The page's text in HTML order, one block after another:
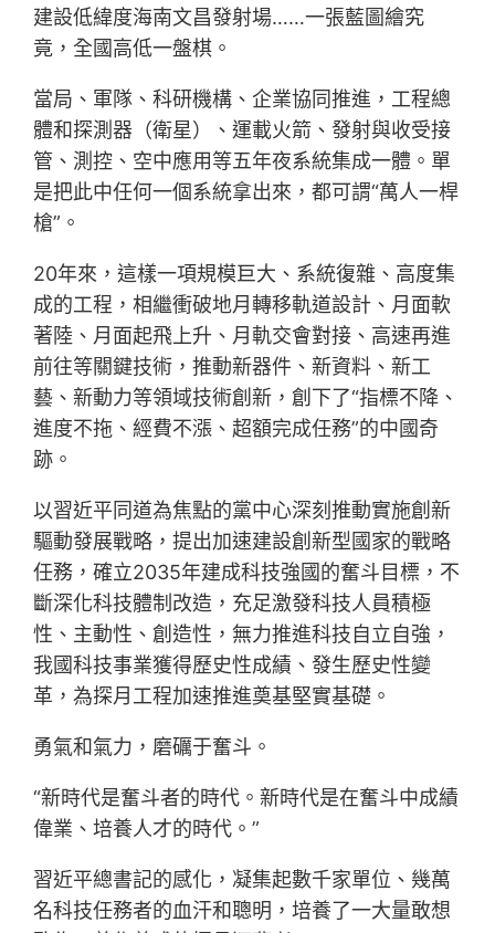
建設低緯度海南文昌發射場……一張藍圖繪究
竟，全國高低一盤棋。
當局、軍隊、科研機構、企業協同推進，工程總
體和探測器（衛星）、運載火箭、發射與收受接
管、測控、空中應用等五年夜系統集成一體。單
是把此中任何一個系統拿出來，都可謂“萬人一桿
槍”。
20年來，這樣一項規模巨大、系統復雜、高度集
成的工程，相繼衝破地月轉移軌道設計、月面軟
著陸、月面起飛上升、月軌交會對接、高速再進
前往等關鍵技術，推動新器件、新資料、新工
藝、新動力等領域技術創新，創下了“指標不降、
進度不拖、經費不漲、超額完成任務”的中國奇
跡。
以習近平同道為焦點的黨中心深刻推動實施創新
驅動發展戰略，提出加速建設創新型國家的戰略
任務，確立2035年建成科技強國的奮斗目標，不
斷深化科技體制改造，充足激發科技人員積極
性、主動性、創造性，無力推進科技自立自強，
我國科技事業獲得歷史性成績、發生歷史性變
革，為探月工程加速推進奠基堅實基礎。
勇氣和氣力，磨礪于奮斗。
“新時代是奮斗者的時代。新時代是在奮斗中成績
偉業、培養人才的時代。”
習近平總書記的感化，凝集起數千家單位、幾萬
名科技任務者的血汗和聰明，培養了一大量敢想